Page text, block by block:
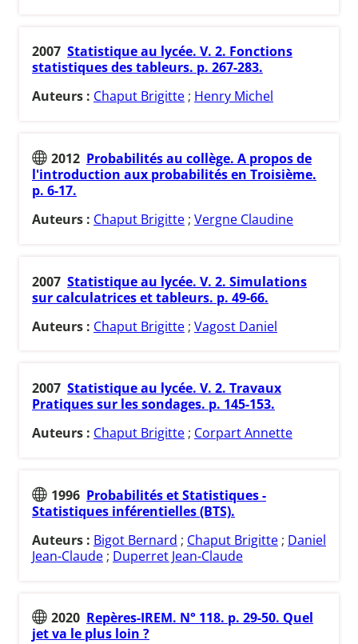
2007 Statistique au lycée. V. 2. Fonctions
statistiques des tableurs. p. 267-283.
Auteurs : Chaput Brigitte; Henry Michel
2012 Probabilités au collège. A propos de
l'introduction aux probabilités en Troisième.
p. 6-17.
Auteurs : Chaput Brigitte ; Vergne Claudine
2007 Statistique au lycée. V. 2. Simulations
sur calculatrices et tableurs. p. 49-66.
Auteurs : Chaput Brigitte ; Vagost Daniel
2007 Statistique au lycée. V. 2. Travaux
Pratiques sur les sondages. p. 145-153.
Auteurs : Chaput Brigitte ; Corpart Annette
1996 Probabilités et Statistiques -
Statistiques inférentielles (BTS).
Auteurs : Bigot Bernard ; Chaput Brigitte ; Daniel
Jean-Claude ; Duperret Jean-Claude
2020 Repères-IREM. N° 118. p. 29-50. Quel
jet va le plus loin ?